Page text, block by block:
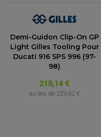
Demi-Guidon Clip-On GP
Light Gilles Tooling Pour
Ducati 916 SPS 996 (97-
98)
218,14 €
au lieu de 229,62 €